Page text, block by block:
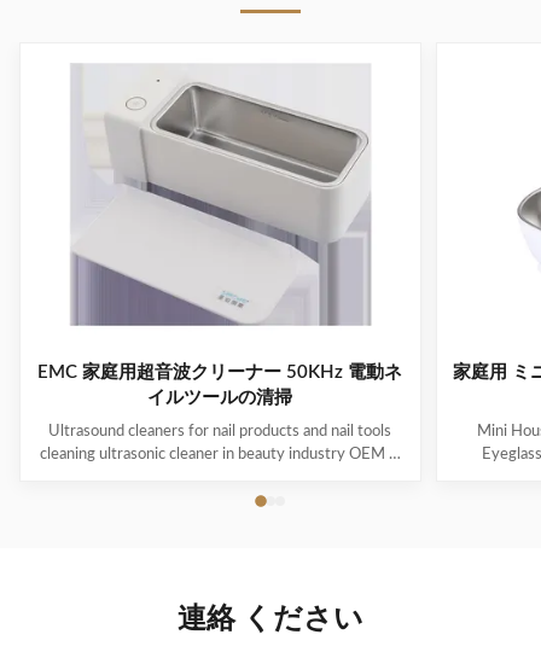
EMC 家庭用超音波クリーナー 50KHz 電動ネ
イルツールの清掃
Ultrasound cleaners for nail products and nail tools
cleaning ultrasonic cleaner in beauty industry OEM &
Customer can choose the color! Ultrasonic cleaning is
appropriate for the item to be cleaned and the type of
soiling present
家庭用 ミ
Mini
連絡 ください